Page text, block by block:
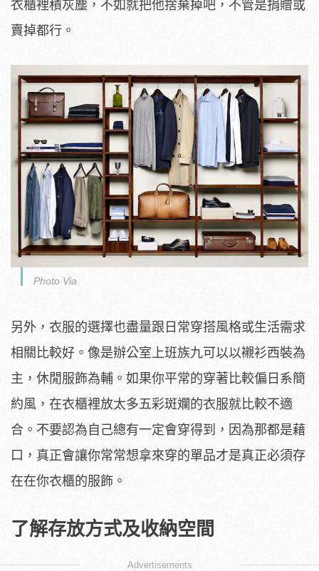
衣櫃裡積灰塵，不如就把他捨棄掉吧，不管是捐贈或
賣掉都行。
Photo Via
另外，衣服的選擇也盡量跟日常穿搭風格或生活需求
相關比較好。像是辦公室上班族九可以以襯衫西裝為
主，休閒服飾為輔。如果你平常的穿著比較偏日系簡
約風，在衣櫃裡放太多五彩斑斕的衣服就比較不適
合。不要認為自己總有一定會穿得到，因為那都是藉
口，真正會讓你常常想拿來穿的單品才是真正必須存
在在你衣櫃的服飾。
了解存放方式及收納空間
Advertisements